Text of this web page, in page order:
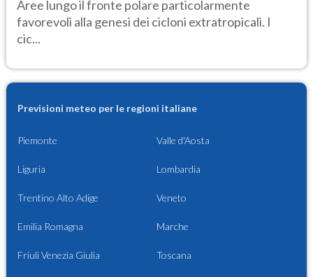
Aree lungo il fronte polare particolarmente
favorevoli alla genesi dei cicloni extratropicali. I
cic...
Previsioni meteo per le regioni italiane
Piemonte Valle d'Aosta
Liguria Lombardia
Trentino Alto Adige Veneto
Emilia Romagna Marche
Friuli Venezia Giulia Toscana